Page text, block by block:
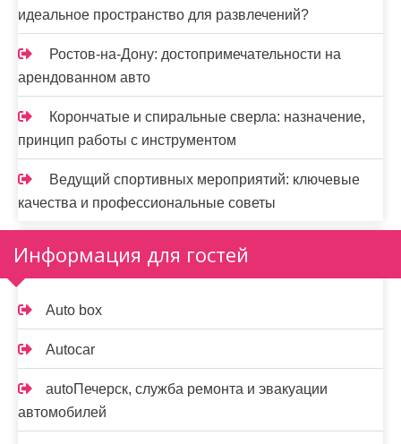
идеальное пространство для развлечений?
Ростов-на-Дону: достопримечательности на
арендованном авто
Корончатые и спиральные сверла: назначение,
принцип работы с инструментом
Ведущий спортивных мероприятий: ключевые
качества и профессиональные советы
Информация для гостей
Auto box
Autocar
autoПечерск, служба ремонта и эвакуации
автомобилей